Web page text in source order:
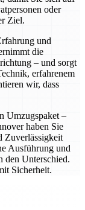
oder
Ziel.
und
die
– und sorgt
erfahrenem
wir, dass
Umzugspaket –
haben Sie
Zuverlässigkeit
Ausführung und
den Unterschied.
Sicherheit.